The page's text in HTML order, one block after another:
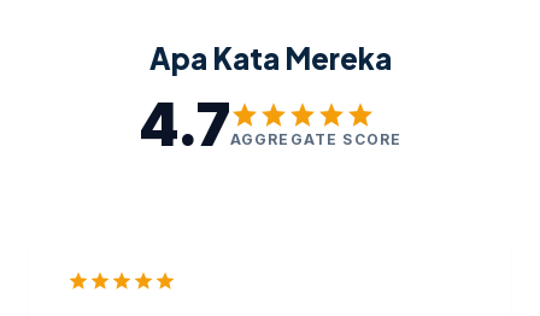
Apa Kata Mereka
4.7starstarstarstarstar
AGGREGATE SCORE
starstarstarstarstar